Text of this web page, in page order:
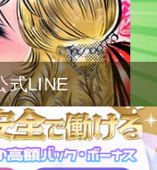
式LINE